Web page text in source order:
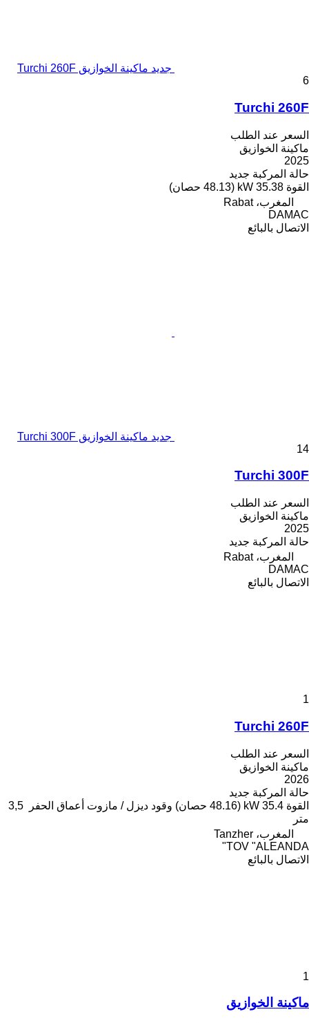
جديد ماكينة الخوازيق Turchi 260F
6
Turchi 260F
السعر عند الطلب
ماكينة الخوازيق
2025
حالة المركبة جديد
القوة 35.38 kW (48.13 حصان)
المغرب، Rabat
DAMAC
الاتصال بالبائع
جديد ماكينة الخوازيق Turchi 300F
14
Turchi 300F
السعر عند الطلب
ماكينة الخوازيق
2025
حالة المركبة جديد
المغرب، Rabat
DAMAC
الاتصال بالبائع
1
Turchi 260F
السعر عند الطلب
ماكينة الخوازيق
2026
حالة المركبة جديد
القوة 35.4 kW (48.16 حصان) وقود ديزل / مازوت أعماق الحفر
3,5
متر
المغرب، Tanzher
TOV "ALEANDA"
الاتصال بالبائع
1
ماكينة الخوازيق